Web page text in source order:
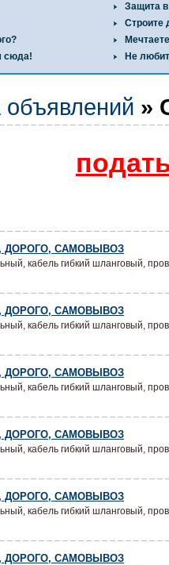
сюда!
Защита
Строите
Не
объявлений »
ДОРОГО, САМОВЫВОЗ
кабель гибкий шланговый,
ДОРОГО, САМОВЫВОЗ
кабель гибкий шланговый,
ДОРОГО, САМОВЫВОЗ
кабель гибкий шланговый,
ДОРОГО, САМОВЫВОЗ
кабель гибкий шланговый,
ДОРОГО, САМОВЫВОЗ
кабель гибкий шланговый,
ДОРОГО, САМОВЫВОЗ